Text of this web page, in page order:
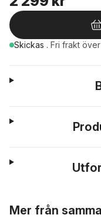
Skickas . Fri frakt
Mer från